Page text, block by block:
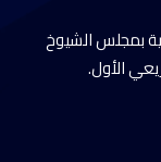
بمجلس الشيوخ
الأول.